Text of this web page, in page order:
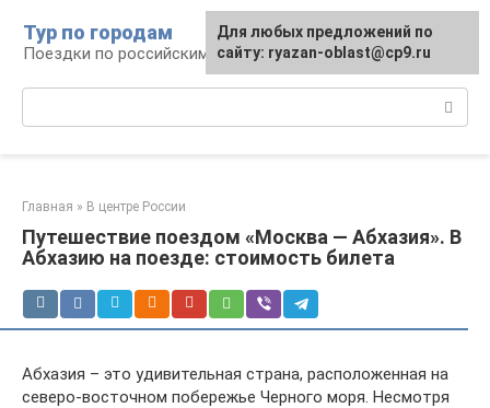
контенту
Тур по городам
Поездки по российским городам
Главная » В центре России
Путешествие поездом «Москва — Абхазия». В
Абхазию на поезде: стоимость билета
Абхазия – это удивительная страна, расположенная на
северо-восточном побережье Черного моря. Несмотря
Для любых предложений по
сайту: ryazan-oblast@cp9.ru